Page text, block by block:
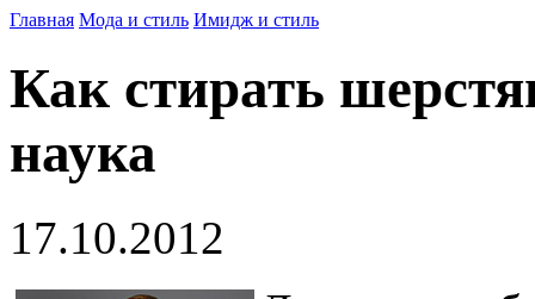
Главная Мода и стиль Имидж и стиль
Как стирать
наука
17.10.2012